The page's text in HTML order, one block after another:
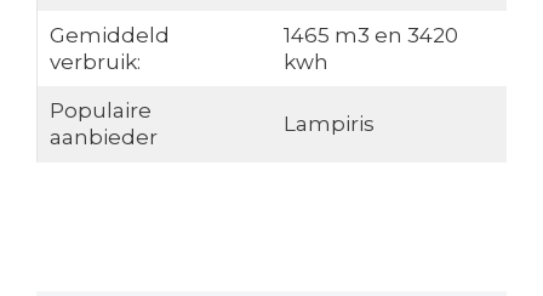
Gemiddeld
verbruik:
1465 m3 en 3420
kwh
Populaire
aanbieder
Lampiris